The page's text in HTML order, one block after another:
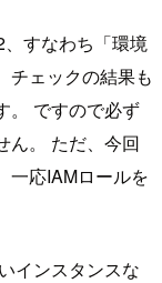
すなわち「環境
チェックの結果も
。 ですので必ず
ん。 ただ、今回
一応IAMロールを
インスタンスな